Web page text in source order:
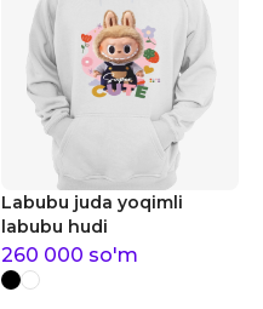
Labubu juda yoqimli
labubu hudi
260 000 so'm